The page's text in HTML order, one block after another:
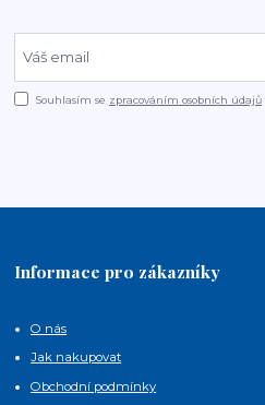
Souhlasím se zpracováním osobních údajů
Informace pro zákazníky
O nás
Jak nakupovat
Obchodní podmínky